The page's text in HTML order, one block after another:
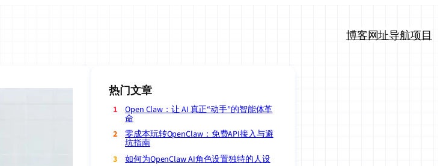
博客网址导航项目
热门文章
Open Claw：让 AI 真正“动手”的智能体革
命
零成本玩转OpenClaw：免费API接入与避
坑指南
如何为OpenClaw AI角色设置独特的人设